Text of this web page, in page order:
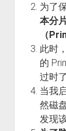
为了
本分
（
此时
的
过时
当我
然磁
发现